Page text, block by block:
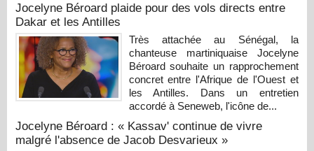
Jocelyne Béroard plaide pour des vols directs entre
Dakar et les Antilles
Très attachée au Sénégal, la
chanteuse martiniquaise Jocelyne
Béroard souhaite un rapprochement
concret entre l'Afrique de l'Ouest et
les Antilles. Dans un entretien
accordé à Seneweb, l'icône de...
Jocelyne Béroard : « Kassav' continue de vivre
malgré l'absence de Jacob Desvarieux »